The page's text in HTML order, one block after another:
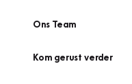
Ons Team
Kom gerust verder